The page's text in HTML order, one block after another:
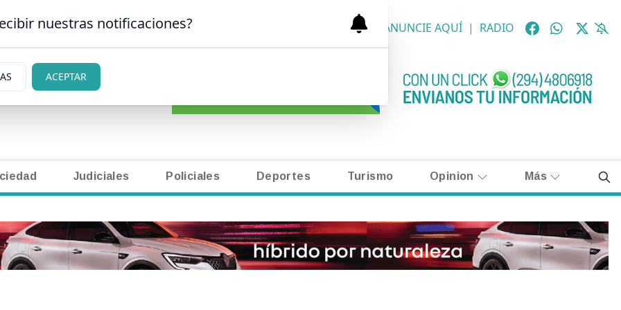
DE BARILOCHE CLASIFICADOS NECROLÓGICAS ANUNCIE AQUÍ | RADIO
Judiciales Policiales Deportes Turismo Opinion Más
nuestras notificaciones?
ACEPTAR